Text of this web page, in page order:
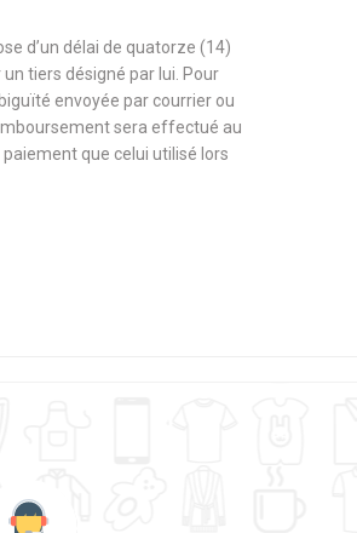
d’un délai de quatorze (14)
tiers désigné par lui. Pour
envoyée par courrier ou
sera effectué au
que celui utilisé lors